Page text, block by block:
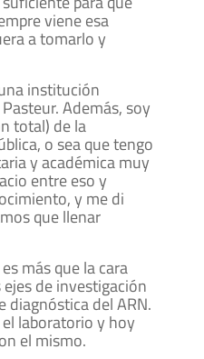
viene esa
a tomarlo y
institución
Además, soy
total) de la
o sea que tengo
y académica muy
entre eso y
y me di
que llenar
más que la cara
de investigación
diagnóstica del ARN.
laboratorio y hoy
el mismo.